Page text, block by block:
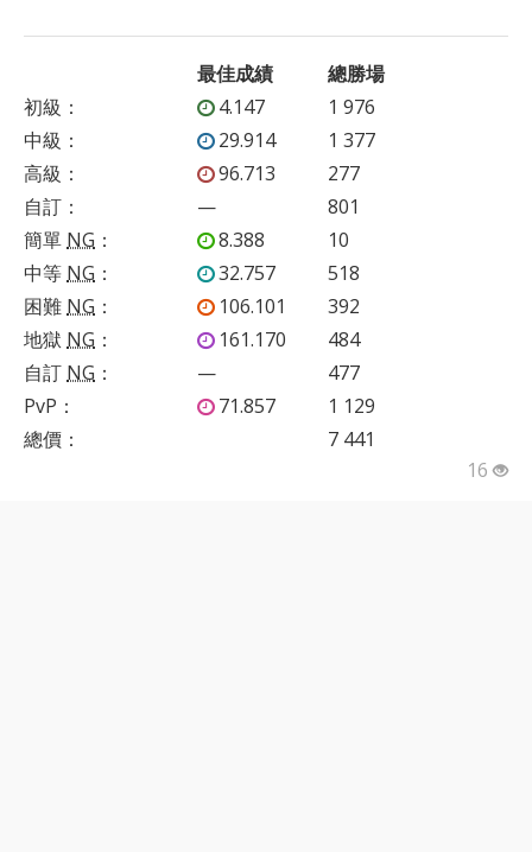
最佳成績
總勝場
初級 ： 4.147
1 976
中級 ： 29.914
1 377
高級 ： 96.713
277
自訂 ： —
801
簡單 NG ： 8.388
10
中等 NG ： 32.757
518
困難 NG ： 106.101
392
地獄 NG ： 161.170
484
自訂 NG ： —
477
PvP ： 71.857
1 129
總價：
7 441
16